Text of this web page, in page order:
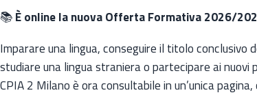
📚È online la nuova Offerta Formativa 2026/
Imparare una lingua, conseguire il titolo conclusivo
studiare una lingua straniera o partecipare ai
CPIA 2 Milano è ora consultabile in un’unica